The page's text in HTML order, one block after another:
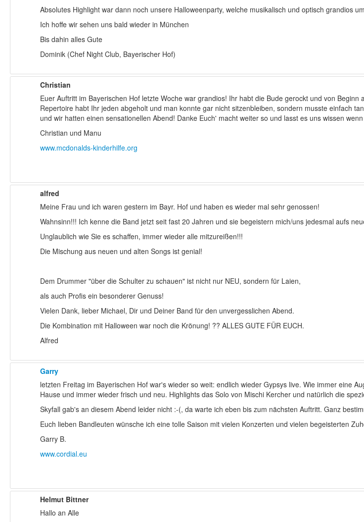
Absolutes Highlight war dann noch unsere Halloweenparty, welche musikalisch und optisch grandios
Ich hoffe wir sehen uns bald wieder in München
Bis dahin alles Gute
Dominik (Chef Night Club, Bayerischer Hof)
Christian
Euer Auftritt im Bayerischen Hof letzte Woche war grandios! Ihr habt die Bude gerockt und von
Repertoire habt Ihr jeden abgeholt und man konnte gar nicht sitzenbleiben, sondern musste einfach
und wir hatten einen sensationellen Abend! Danke Euch' macht weiter so und lasst es uns wissen
Christian und Manu
www.mcdonalds-kinderhilfe.org
alfred
Meine Frau und ich waren gestern im Bayr. Hof und haben es wieder mal sehr genossen!
Wahnsinn!!! Ich kenne die Band jetzt seit fast 20 Jahren und sie begeistern mich/uns jedesmal aufs
Unglaublich wie Sie es schaffen, immer wieder alle mitzureißen!!!
Die Mischung aus neuen und alten Songs ist genial!
Dem Drummer "über die Schulter zu schauen" ist nicht nur NEU, sondern für Laien,
als auch Profis ein besonderer Genuss!
Vielen Dank, lieber Michael, Dir und Deiner Band für den unvergesslichen Abend.
Die Kombination mit Halloween war noch die Krönung! ?? ALLES GUTE FÜR EUCH.
Alfred
Garry
letzten Freitag im Bayerischen Hof war's wieder so weit: endlich wieder Gypsys live. Wie immer eine
Hause und immer wieder frisch und neu. Highlights das Solo von Mischi Kercher und natürlich die
Skyfall gab's an diesem Abend leider nicht :-(, da warte ich eben bis zum nächsten Auftritt. Ganz
Euch lieben Bandleuten wünsche ich eine tolle Saison mit vielen Konzerten und vielen begeisterten
Garry B.
www.cordial.eu
Helmut Bittner
Hallo an Alle